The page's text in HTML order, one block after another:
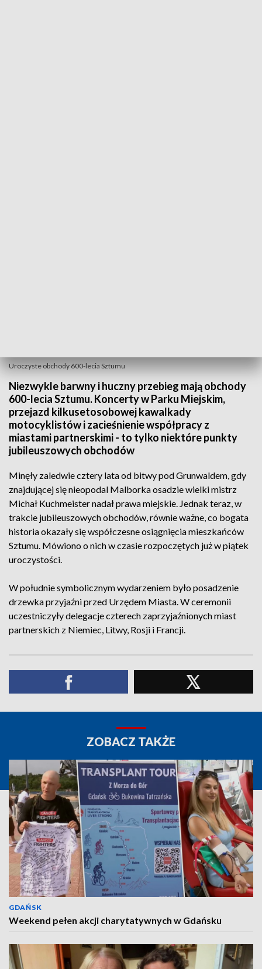
Uroczyste obchody 600-lecia Sztumu
Niezwykle barwny i huczny przebieg mają obchody
600-lecia Sztumu. Koncerty w Parku Miejskim,
przejazd kilkusetosobowej kawalkady
motocyklistów i zacieśnienie współpracy z
miastami partnerskimi - to tylko niektóre punkty
jubileuszowych obchodów
Minęły zaledwie cztery lata od bitwy pod Grunwaldem, gdy
znajdującej się nieopodal Malborka osadzie wielki mistrz
Michał Kuchmeister nadał prawa miejskie. Jednak teraz, w
trakcie jubileuszowych obchodów, równie ważne, co bogata
historia okazały się współczesne osiągnięcia mieszkańców
Sztumu. Mówiono o nich w czasie rozpoczętych już w piątek
uroczystości.
W południe symbolicznym wydarzeniem było posadzenie
drzewka przyjaźni przed Urzędem Miasta. W ceremonii
uczestniczyły delegacje czterech zaprzyjaźnionych miast
partnerskich z Niemiec, Litwy, Rosji i Francji.
ZOBACZ TAKŻE
GDAŃSK
Weekend pełen akcji charytatywnych w Gdańsku